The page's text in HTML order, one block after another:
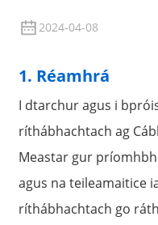
2024-04-08
1. Réamhrá
I dtarchur agus i
ríthábhachtach ag
Meastar gur
agus na teileamaitice
ríthábhachtach go